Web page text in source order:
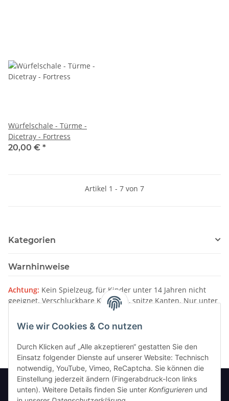
Würfelschale - Türme -
Dicetray - Fortress
20,00 € *
Artikel 1 - 7 von 7
Kategorien
Warnhinweise
Achtung: Kein Spielzeug, für Kinder unter 14 Jahren nicht
geeignet. Verschluckbare Kleinteile, spitze Kanten. Nur unter
Aufsicht von Erwachsenen verwenden.
Bitte beachten Sie unsereWarnhinweise
Wie wir Cookies & Co nutzen
Durch Klicken auf „Alle akzeptieren“ gestatten Sie den
Einsatz folgender Dienste auf unserer Website: Technisch
notwendig, YouTube, Vimeo, ReCaptcha. Sie können die
Einstellung jederzeit ändern (Fingerabdruck-Icon links
unten). Weitere Details finden Sie unter Konfigurieren und